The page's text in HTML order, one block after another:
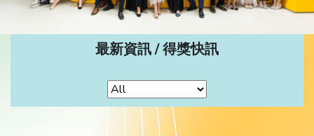
最新資訊 / 得獎快訊